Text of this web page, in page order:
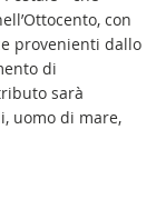
con
provenienti dallo
di
sarà
uomo di mare,